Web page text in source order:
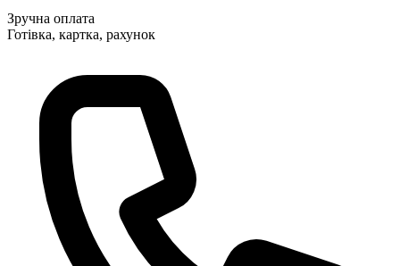
Зручна оплата
Готівка, картка, рахунок